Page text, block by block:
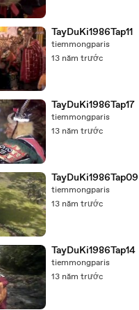
TayDuKi1986Tap11
tiemmongparis
13 năm trước
TayDuKi1986Tap17
tiemmongparis
13 năm trước
TayDuKi1986Tap09
tiemmongparis
13 năm trước
TayDuKi1986Tap14
tiemmongparis
13 năm trước